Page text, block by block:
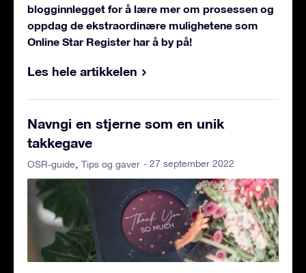
blogginnlegget for å lære mer om prosessen og
oppdag de ekstraordinære mulighetene som
Online Star Register har å by på!
Les hele artikkelen
Navngi en stjerne som en unik
takkegave
OSR-guide Tips og gaver - 27 september 2022